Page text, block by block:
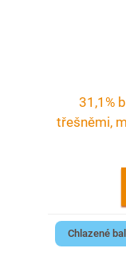
31,1%
třešněmi,
Chlazené